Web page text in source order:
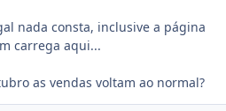
nada consta, inclusive a página
carrega aqui...
as vendas voltam ao normal?